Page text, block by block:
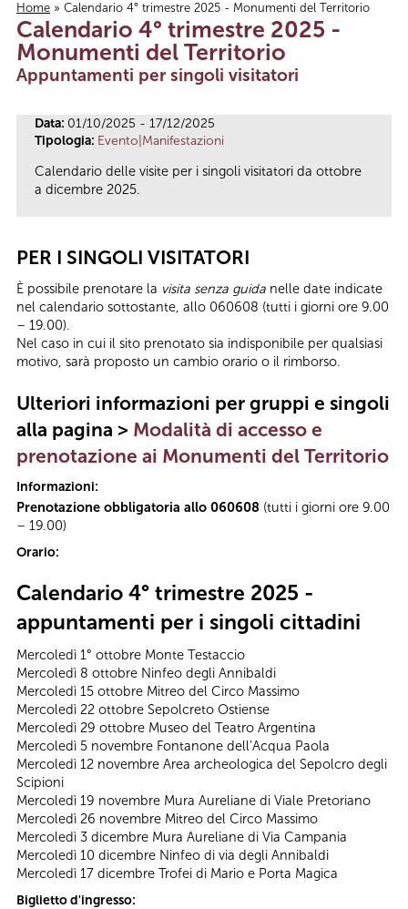
Tu sei qui
Home » Calendario 4° trimestre 2025 - Monumenti del Territorio
Calendario 4° trimestre 2025 -
Monumenti del Territorio
Appuntamenti per singoli visitatori
Data: 01/10/2025 - 17/12/2025
Tipologia: Evento|Manifestazioni
Calendario delle visite per i singoli visitatori da ottobre
a dicembre 2025.
PER I SINGOLI VISITATORI
È possibile prenotare la visita senza guida nelle date indicate
nel calendario sottostante, allo 060608 (tutti i giorni ore 9.00
– 19.00).
Nel caso in cui il sito prenotato sia indisponibile per qualsiasi
motivo, sarà proposto un cambio orario o il rimborso.
Ulteriori informazioni per gruppi e singoli
alla pagina > Modalità di accesso e
prenotazione ai Monumenti del Territorio
Informazioni:
Prenotazione obbligatoria allo 060608 (tutti i giorni ore 9.00
– 19.00)
Orario:
Calendario 4° trimestre 2025 -
appuntamenti per i singoli cittadini
Mercoledì 1° ottobre Monte Testaccio
Mercoledì 8 ottobre Ninfeo degli Annibaldi
Mercoledì 15 ottobre Mitreo del Circo Massimo
Mercoledì 22 ottobre Sepolcreto Ostiense
Mercoledì 29 ottobre Museo del Teatro Argentina
Mercoledì 5 novembre Fontanone dell’Acqua Paola
Mercoledì 12 novembre Area archeologica del Sepolcro degli
Scipioni
Mercoledì 19 novembre Mura Aureliane di Viale Pretoriano
Mercoledì 26 novembre Mitreo del Circo Massimo
Mercoledì 3 dicembre Mura Aureliane di Via Campania
Mercoledì 10 dicembre Ninfeo di via degli Annibaldi
Mercoledì 17 dicembre Trofei di Mario e Porta Magica
Biglietto d'ingresso: